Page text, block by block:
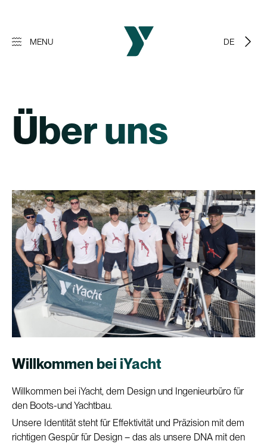
MENU DEUTSCH
Über uns
Willkommen bei iYacht
Willkommen bei iYacht, dem Design und Ingenieurbüro für
den Boots-und Yachtbau.
Unsere Identität steht für Effektivität und Präzision mit dem
richtigen Gespür für Design – das als unsere DNA mit den